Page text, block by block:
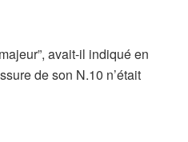
avait-il indiqué en
de son N.10 n’était